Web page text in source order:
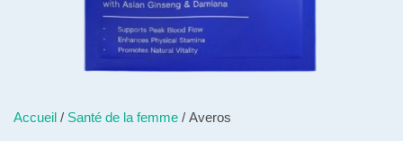
Accueil / Santé de la femme / Averos